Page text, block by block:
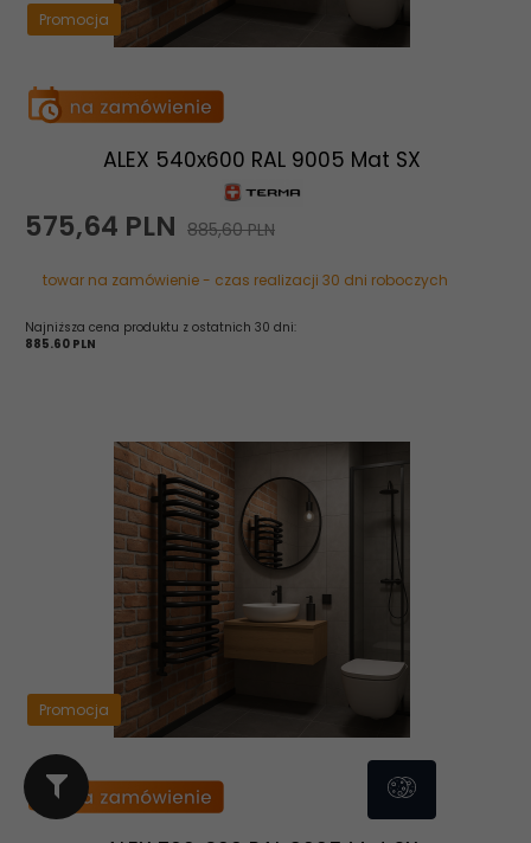
Promocja
ALEX 540x600 RAL 9005 Mat SX
575,64 PLN 885,60 PLN
towar na zamówienie - czas realizacji 30 dni roboczych
Najniższa cena produktu z ostatnich 30 dni:
885.60 PLN
Promocja